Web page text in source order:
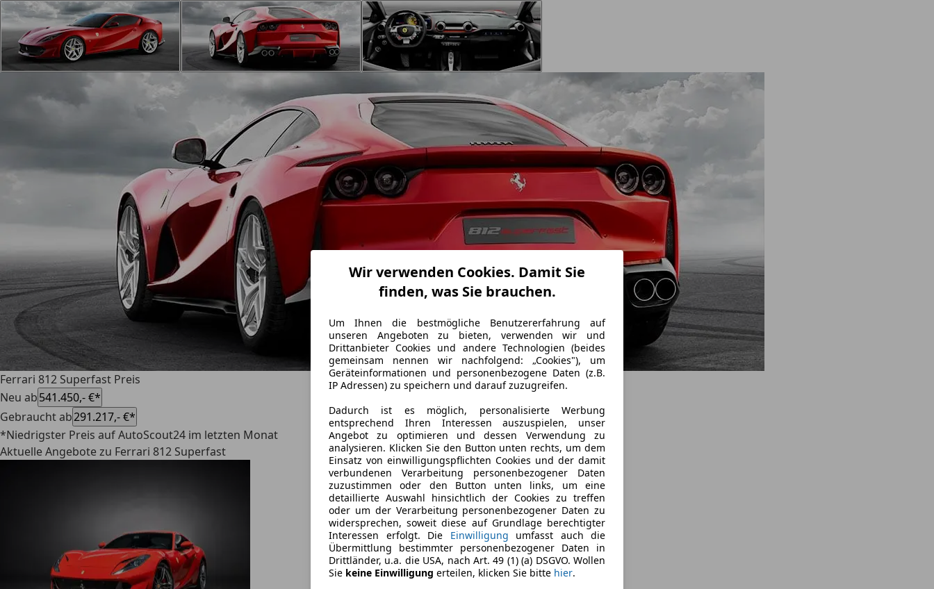
Ferrari 812 Superfast Preis
Neu ab541.450,- €*
Gebraucht ab291.217,- €*
*Niedrigster Preis auf AutoScout24 im letzten Monat
Aktuelle Angebote zu Ferrari 812 Superfast
Wir verwenden Cookies. Damit Sie
finden, was Sie brauchen.
Um Ihnen die bestmögliche Benutzererfahrung auf
unseren Angeboten zu bieten, verwenden wir und
Drittanbieter Cookies und andere Technologien (beides
gemeinsam nennen wir nachfolgend: „Cookies"), um
Geräteinformationen und personenbezogene Daten (z.B.
IP Adressen) zu speichern und darauf zuzugreifen.
Dadurch ist es möglich, personalisierte Werbung
entsprechend Ihren Interessen auszuspielen, unser
Angebot zu optimieren und dessen Verwendung zu
analysieren. Klicken Sie den Button unten rechts, um dem
Einsatz von einwilligungspflichten Cookies und der damit
verbundenen Verarbeitung personenbezogener Daten
zuzustimmen oder den Button unten links, um eine
detaillierte Auswahl hinsichtlich der Cookies zu treffen
oder um der Verarbeitung personenbezogener Daten zu
widersprechen, soweit diese auf Grundlage berechtigter
Interessen erfolgt. Die Einwilligung umfasst auch die
Übermittlung bestimmter personenbezogener Daten in
Drittländer, u.a. die USA, nach Art. 49 (1) (a) DSGVO. Wollen
Sie keine Einwilligung erteilen, klicken Sie bitte hier.